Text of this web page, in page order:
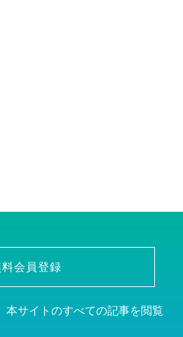
料会員登録
本サイトのすべての記事を閲覧